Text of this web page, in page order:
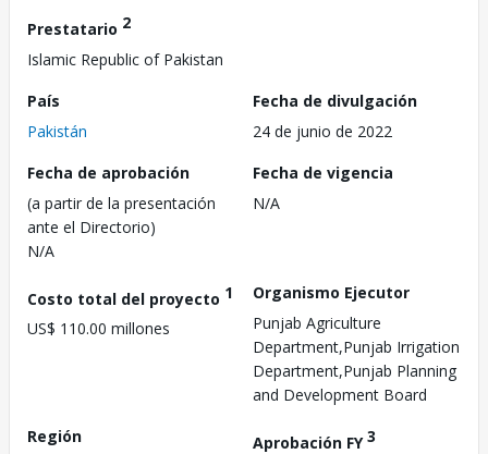
Prestatario 2
Islamic Republic of Pakistan
País
Pakistán
Fecha de divulgación
24 de junio de 2022
Fecha de aprobación
(a partir de la presentación
ante el Directorio)
N/A
Fecha de vigencia
N/A
Costo total del proyecto 1
US$ 110.00 millones
Organismo Ejecutor
Punjab Agriculture
Department,Punjab Irrigation
Department,Punjab Planning
and Development Board
Región
Aprobación FY3